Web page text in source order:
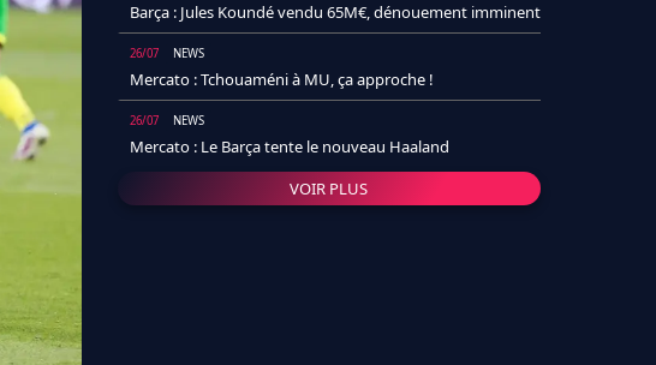
Barça : Jules Koundé vendu 65M€, dénouement imminent
26/07 NEWS
Mercato : Tchouaméni à MU, ça approche !
26/07 NEWS
Mercato : Le Barça tente le nouveau Haaland
VOIR PLUS